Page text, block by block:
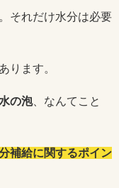
それだけ水分は必要
ります。
の泡、なんてこと
分補給に関するポイン